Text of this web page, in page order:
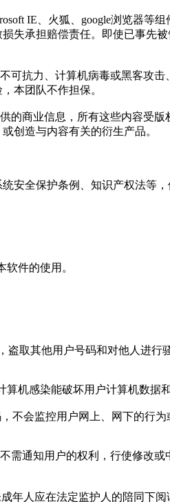
IE、火狐、google浏览器等
失承担赔偿责任。即使已事先
可抗力、计算机病毒或黑客攻
本团队不作担保。
的商业信息，所有这些内容受
创造与内容有关的衍生产品。
全保护条例、知识产权法等
件的使用。
取其他用户号码和对他人进行骚
机感染能破坏用户计算机数据
不会监控用户网上、网下的行为
需通知用户的权利，行使修改
年人应在法定监护人的陪同下